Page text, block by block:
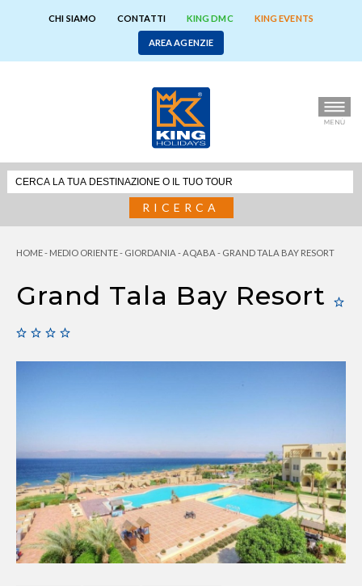
CHI SIAMO CONTATTI KING DMC KING EVENTS
AREA AGENZIE
RICERCA
HOME- MEDIO ORIENTE- GIORDANIA -AQABA - GRAND TALA BAY RESORT
Grand Tala Bay Resort